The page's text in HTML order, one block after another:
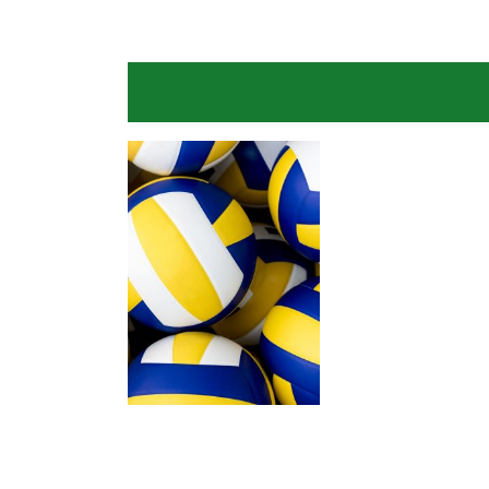
JORDANA GUILLANTE
Oposta